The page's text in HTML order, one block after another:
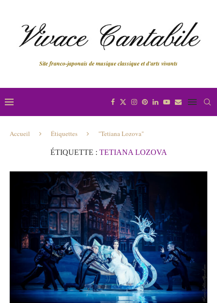
Site franco-japonais de musique classique et d'arts vivants
Accueil Étiquettes "Tetiana Lozova"
ÉTIQUETTE : TETIANA LOZOVA